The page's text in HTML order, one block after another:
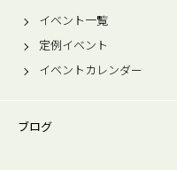
イベント一覧
定例イベント
イベントカレンダー
ブログ